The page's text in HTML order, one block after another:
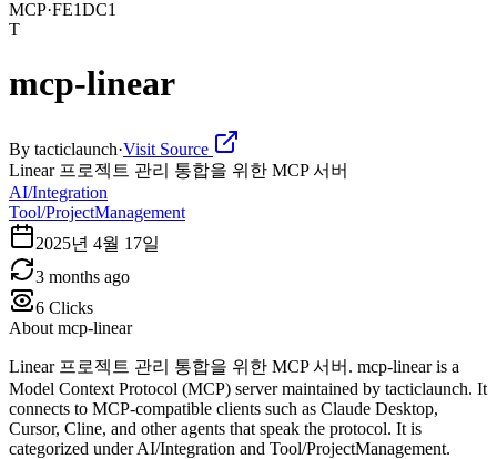
MCP·FE1DC1
T
mcp-linear
By tacticlaunch·Visit Source
Linear 프로젝트 관리 통합을 위한 MCP 서버
AI/Integration
Tool/ProjectManagement
2025년 4월 17일
3 months ago
6 Clicks
About mcp-linear
Linear 프로젝트 관리 통합을 위한 MCP 서버. mcp-linear is a
Model Context Protocol (MCP) server maintained by tacticlaunch. It
connects to MCP-compatible clients such as Claude Desktop,
Cursor, Cline, and other agents that speak the protocol. It is
categorized under AI/Integration and Tool/ProjectManagement.